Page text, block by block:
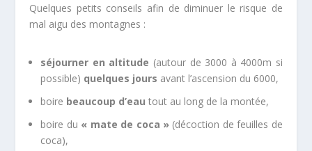
Quelques petits conseils afin de diminuer le risque de
mal aigu des montagnes :
séjourner en altitude (autour de 3000 à 4000m si
possible) quelques jours avant l’ascension du 6000,
boire beaucoup d’eau tout au long de la montée,
boire du « mate de coca »(décoction de feuilles de
coca),